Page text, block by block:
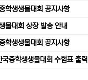
학생생물대회 공지사항
물대회 상장 발송 안내
학생생물대회 공지사항
대회 수험표 출력 및 고사장 오시는 길 안내